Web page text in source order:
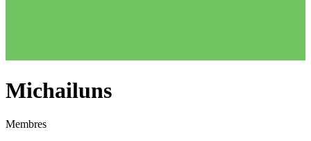
Michailuns
Membres